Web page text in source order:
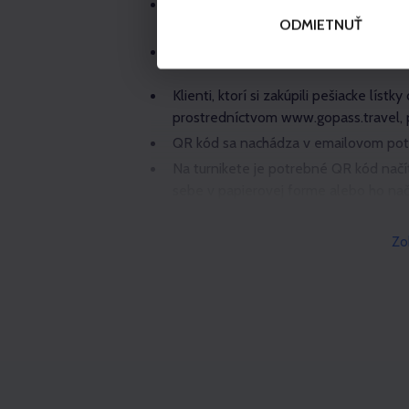
ODMIETNUŤ
V prípade obojsmerného lístka je
nahor a jedenkrát smerom nadol.
V cene lístka na lanovku nie je
Klienti, ktorí si zakúpili pešiacke
prostredníctvom www.gopass.travel,
QR kód sa nachádza v emailovom